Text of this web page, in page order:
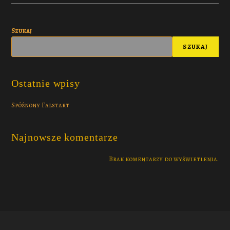
Szukaj
SZUKAJ
Ostatnie wpisy
Spóźnony Falstart
Najnowsze komentarze
Brak komentarzy do wyświetlenia.